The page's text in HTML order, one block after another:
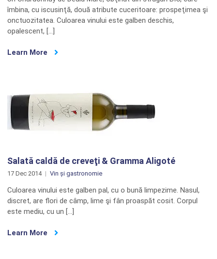
îmbina, cu iscusinţă, două atribute cuceritoare: prospeţimea şi
onctuozitatea. Culoarea vinului este galben deschis,
opalescent, […]
Learn More
Salată caldă de creveţi & Gramma Aligoté
17 Dec 2014 Vin și gastronomie
Culoarea vinului este galben pal, cu o bună limpezime. Nasul,
discret, are flori de câmp, lime şi fân proaspăt cosit. Corpul
este mediu, cu un […]
Learn More